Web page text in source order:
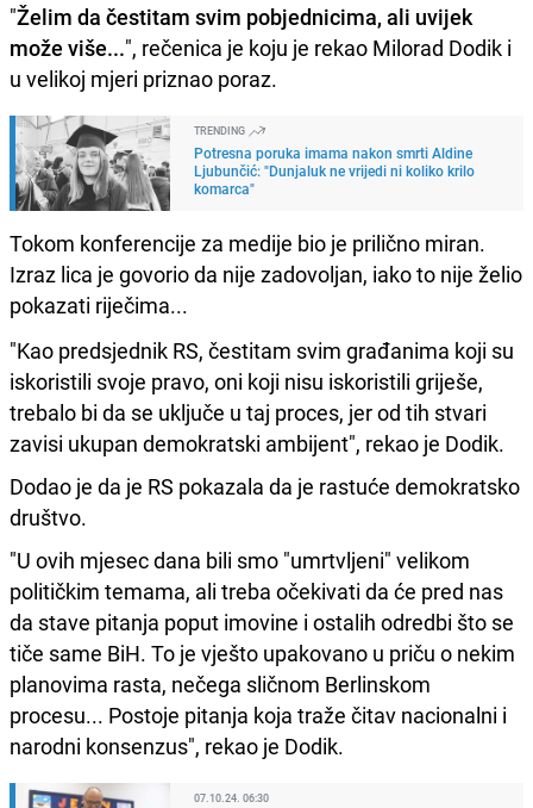
"Želim da čestitam svim pobjednicima, ali uvijek
može više...", rečenica je koju je rekao Milorad Dodik i
u velikoj mjeri priznao poraz.
TRENDING
Potresna poruka imama nakon smrti Aldine
Ljubunčić: "Dunjaluk ne vrijedi ni koliko krilo
komarca"
Tokom konferencije za medije bio je prilično miran.
Izraz lica je govorio da nije zadovoljan, iako to nije želio
pokazati riječima...
"Kao predsjednik RS, čestitam svim građanima koji su
iskoristili svoje pravo, oni koji nisu iskoristili griješe,
trebalo bi da se uključe u taj proces, jer od tih stvari
zavisi ukupan demokratski ambijent", rekao je Dodik.
Dodao je da je RS pokazala da je rastuće demokratsko
društvo.
"U ovih mjesec dana bili smo "umrtvljeni" velikom
političkim temama, ali treba očekivati da će pred nas
da stave pitanja poput imovine i ostalih odredbi što se
tiče same BiH. To je vješto upakovano u priču o nekim
planovima rasta, nečega sličnom Berlinskom
procesu... Postoje pitanja koja traže čitav nacionalni i
narodni konsenzus", rekao je Dodik.
07.10.24. 06:30